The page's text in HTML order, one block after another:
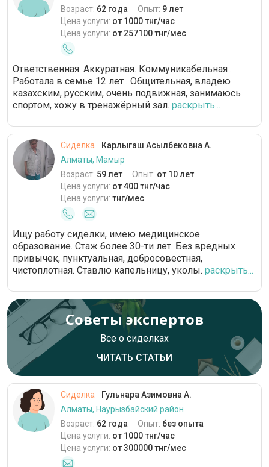
Возраст: 62 года Опыт: 9 лет
Цена услуги: от 1000 тнг/час
Цена услуги: от 257100 тнг/мес
Ответственная. Аккуратная. Коммуникабельная .
Работала в семье 12 лет . Общительная, владею
казахским, русским, очень подвижная, занимаюсь
спортом, хожу в тренажёрный зал. раскрыть...
Сиделка
Карлыгаш Асылбековна А.
Алматы, Мамыр
Возраст: 59 лет Опыт: от 10 лет
Цена услуги: от 400 тнг/час
Цена услуги: тнг/мес
Ищу работу сиделки, имею медицинское
образование. Стаж более 30-ти лет. Без вредных
привычек, пунктуальная, добросовестная,
чистоплотная. Ставлю капельницу, уколы. раскрыть...
Советы экспертов
Все о сиделках
ЧИТАТЬ СТАТЬИ
Сиделка
Гульнара Азимовна А.
Алматы, Наурызбайский район
Возраст: 62 года Опыт: без опыта
Цена услуги: от 1000 тнг/час
Цена услуги: от 300000 тнг/мес